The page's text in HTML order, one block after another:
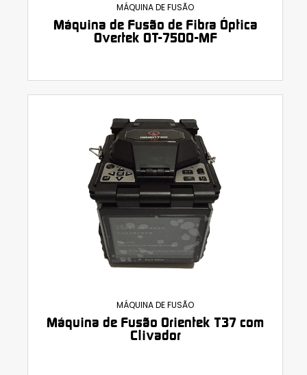
MÁQUINA DE FUSÃO
Máquina de Fusão de Fibra Óptica
Overtek OT-7500-MF
MÁQUINA DE FUSÃO
Máquina de Fusão Orientek T37 com
Clivador